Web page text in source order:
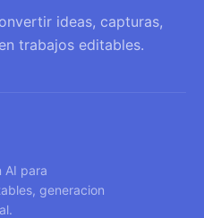
ideas, capturas,
trabajos editables.
AI para
generacion